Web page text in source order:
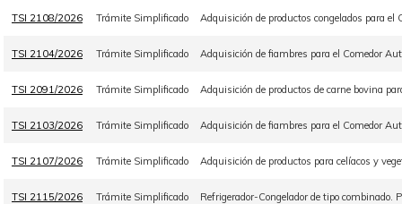
TSI 2108/2026 Trámite Simplificado Adquisición de productos congelados para
TSI 2104/2026 Trámite Simplificado Adquisición de fiambres para el Comedor
TSI 2091/2026 Trámite Simplificado Adquisición de productos de carne bovina
TSI 2103/2026 Trámite Simplificado Adquisición de fiambres para el Comedor
TSI 2107/2026 Trámite Simplificado Adquisición de productos para celíacos y
TSI 2115/2026 Trámite Simplificado Refrigerador-Congelador de tipo